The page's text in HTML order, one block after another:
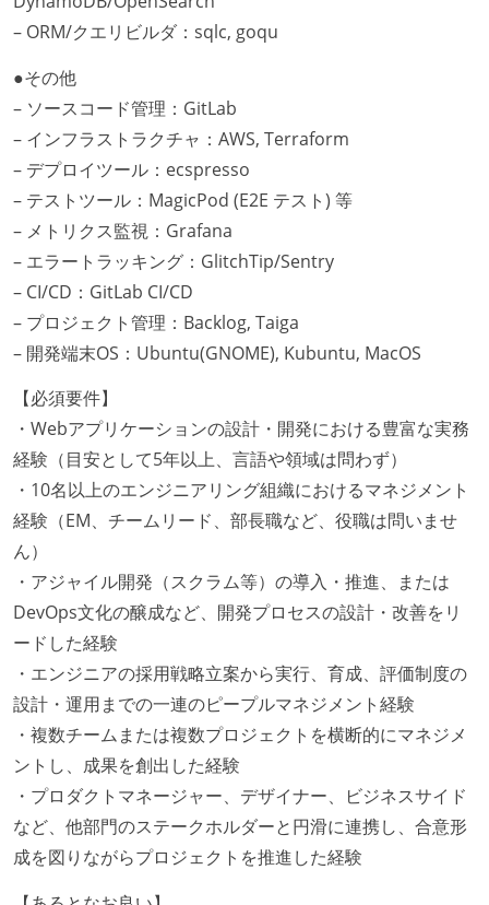
– ORM/クエリビルダ：sqlc, goqu
●その他
– ソースコード管理：GitLab
– インフラストラクチャ：AWS, Terraform
– デプロイツール：ecspresso
– テストツール：MagicPod (E2E テスト) 等
– メトリクス監視：Grafana
– エラートラッキング：GlitchTip/Sentry
– CI/CD：GitLab CI/CD
– プロジェクト管理：Backlog, Taiga
– 開発端末OS：Ubuntu(GNOME), Kubuntu, MacOS
【必須要件】
・Webアプリケーションの設計・開発における豊富な実務
経験（目安として5年以上、言語や領域は問わず）
・10名以上のエンジニアリング組織におけるマネジメント
経験（EM、チームリード、部長職など、役職は問いませ
ん）
・アジャイル開発（スクラム等）の導入・推進、または
DevOps文化の醸成など、開発プロセスの設計・改善をリ
ードした経験
・エンジニアの採用戦略立案から実行、育成、評価制度の
設計・運用までの一連のピープルマネジメント経験
・複数チームまたは複数プロジェクトを横断的にマネジメ
ントし、成果を創出した経験
・プロダクトマネージャー、デザイナー、ビジネスサイド
など、他部門のステークホルダーと円滑に連携し、合意形
成を図りながらプロジェクトを推進した経験